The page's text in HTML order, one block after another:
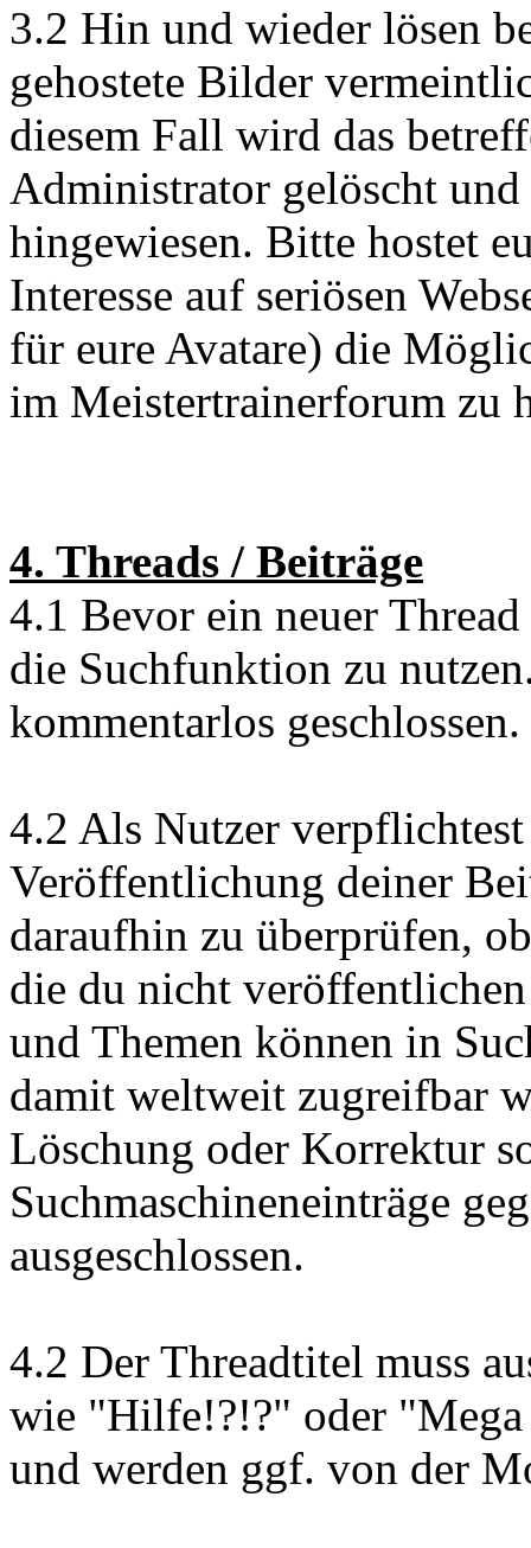
3.2 Hin und wieder lösen
gehostete Bilder
diesem Fall wird das
Administrator gelöscht und
hingewiesen. Bitte hostet
Interesse auf seriösen
für eure Avatare) die
im Meistertrainerforum zu
4. Threads / Beiträge
4.1 Bevor ein neuer
die Suchfunktion zu
kommentarlos geschlossen.
4.2 Als Nutzer
Veröffentlichung deiner
daraufhin zu überprüfen,
die du nicht
und Themen können in
damit weltweit zugreifbar
Löschung oder Korrektur
Suchmaschineneinträge
ausgeschlossen.
4.2 Der Threadtitel muss
wie "Hilfe!?!?" oder
und werden ggf. von der